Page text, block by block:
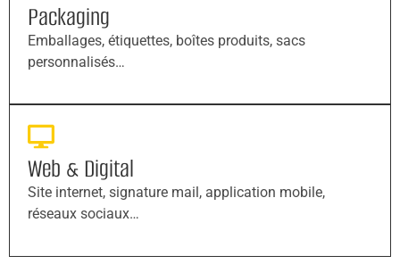
Packaging
Emballages, étiquettes, boîtes produits, sacs
personnalisés…
Web & Digital
Site internet, signature mail, application mobile,
réseaux sociaux…